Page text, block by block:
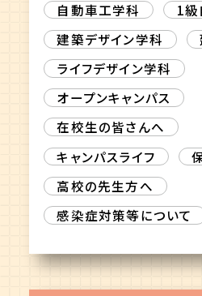
自動車工学科
1
建築デザイン学科
ライフデザイン学科
オープンキャンパス
在校生の皆さんへ
キャンパスライフ
高校の先生方へ
感染症対策等について